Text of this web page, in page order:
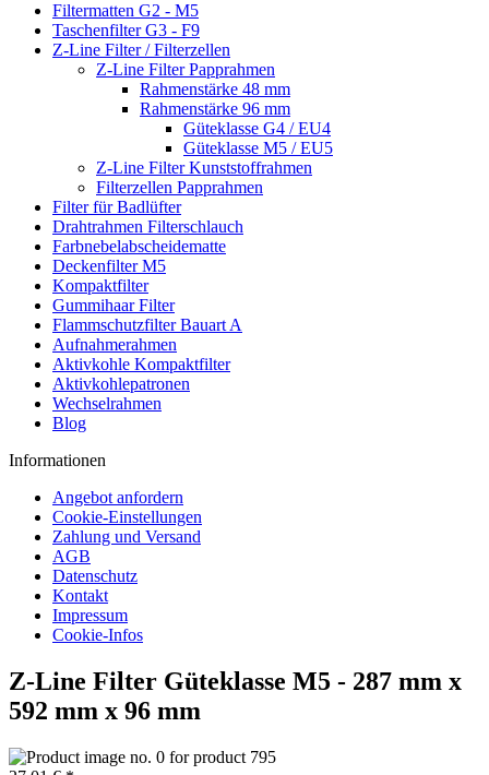
Filtermatten G2 - M5
Taschenfilter G3 - F9
Z-Line Filter / Filterzellen
Z-Line Filter Papprahmen
Rahmenstärke 48 mm
Rahmenstärke 96 mm
Güteklasse G4 / EU4
Güteklasse M5 / EU5
Z-Line Filter Kunststoffrahmen
Filterzellen Papprahmen
Filter für Badlüfter
Drahtrahmen Filterschlauch
Farbnebelabscheidematte
Deckenfilter M5
Kompaktfilter
Gummihaar Filter
Flammschutzfilter Bauart A
Aufnahmerahmen
Aktivkohle Kompaktfilter
Aktivkohlepatronen
Wechselrahmen
Blog
Informationen
Angebot anfordern
Cookie-Einstellungen
Zahlung und Versand
AGB
Datenschutz
Kontakt
Impressum
Cookie-Infos
Z-Line Filter Güteklasse M5 - 287 mm x
592 mm x 96 mm